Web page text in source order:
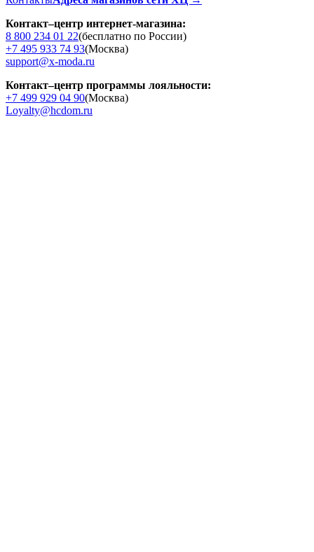
Контакт–центр интернет-магазина:
8 800 234 01 22(бесплатно по России)
+7 495 933 74 93(Москва)
support@x-moda.ru
Контакт–центр программы лояльности:
+7 499 929 04 90(Москва)
Loyalty@hcdom.ru